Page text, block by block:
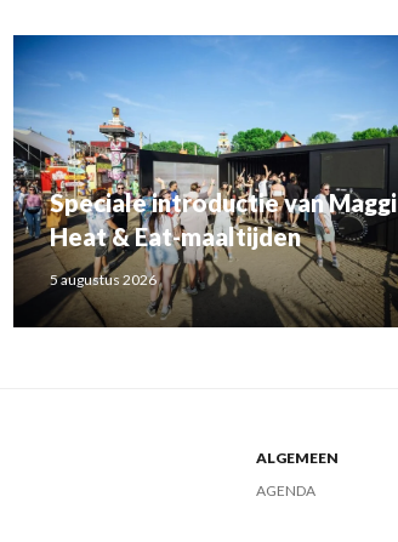
Speciale introductie van Maggi
Heat & Eat-maaltijden
5 augustus 2026
ALGEMEEN
AGENDA